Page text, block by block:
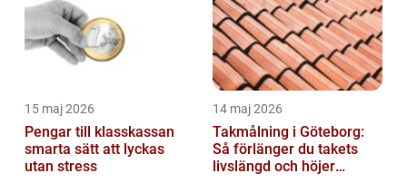
15 maj 2026
Pengar till klasskassan
smarta sätt att lyckas
utan stress
14 maj 2026
Takmålning i Göteborg:
Så förlänger du takets
livslängd och höjer